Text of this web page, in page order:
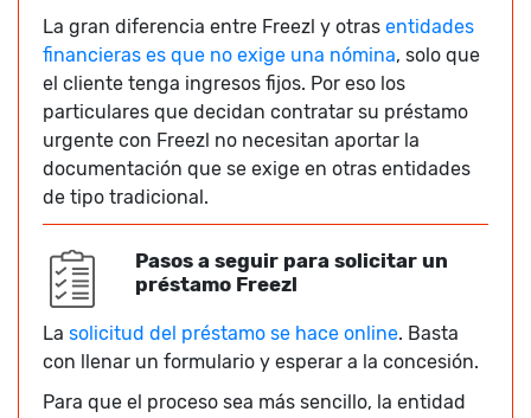
La gran diferencia entre Freezl y otras entidades
financieras es que no exige una nómina, solo que
el cliente tenga ingresos fijos. Por eso los
particulares que decidan contratar su préstamo
urgente con Freezl no necesitan aportar la
documentación que se exige en otras entidades
de tipo tradicional.
Pasos a seguir para solicitar un
préstamo Freezl
La solicitud del préstamo se hace online. Basta
con llenar un formulario y esperar a la concesión.
Para que el proceso sea más sencillo, la entidad